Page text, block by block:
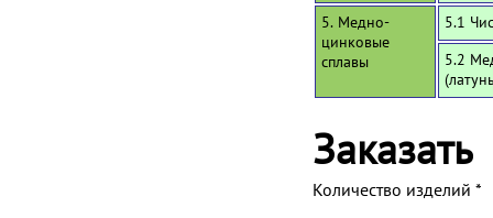
5. Медно-
цинковые
сплавы
5.1
5.2
Заказать
Количество изделий *